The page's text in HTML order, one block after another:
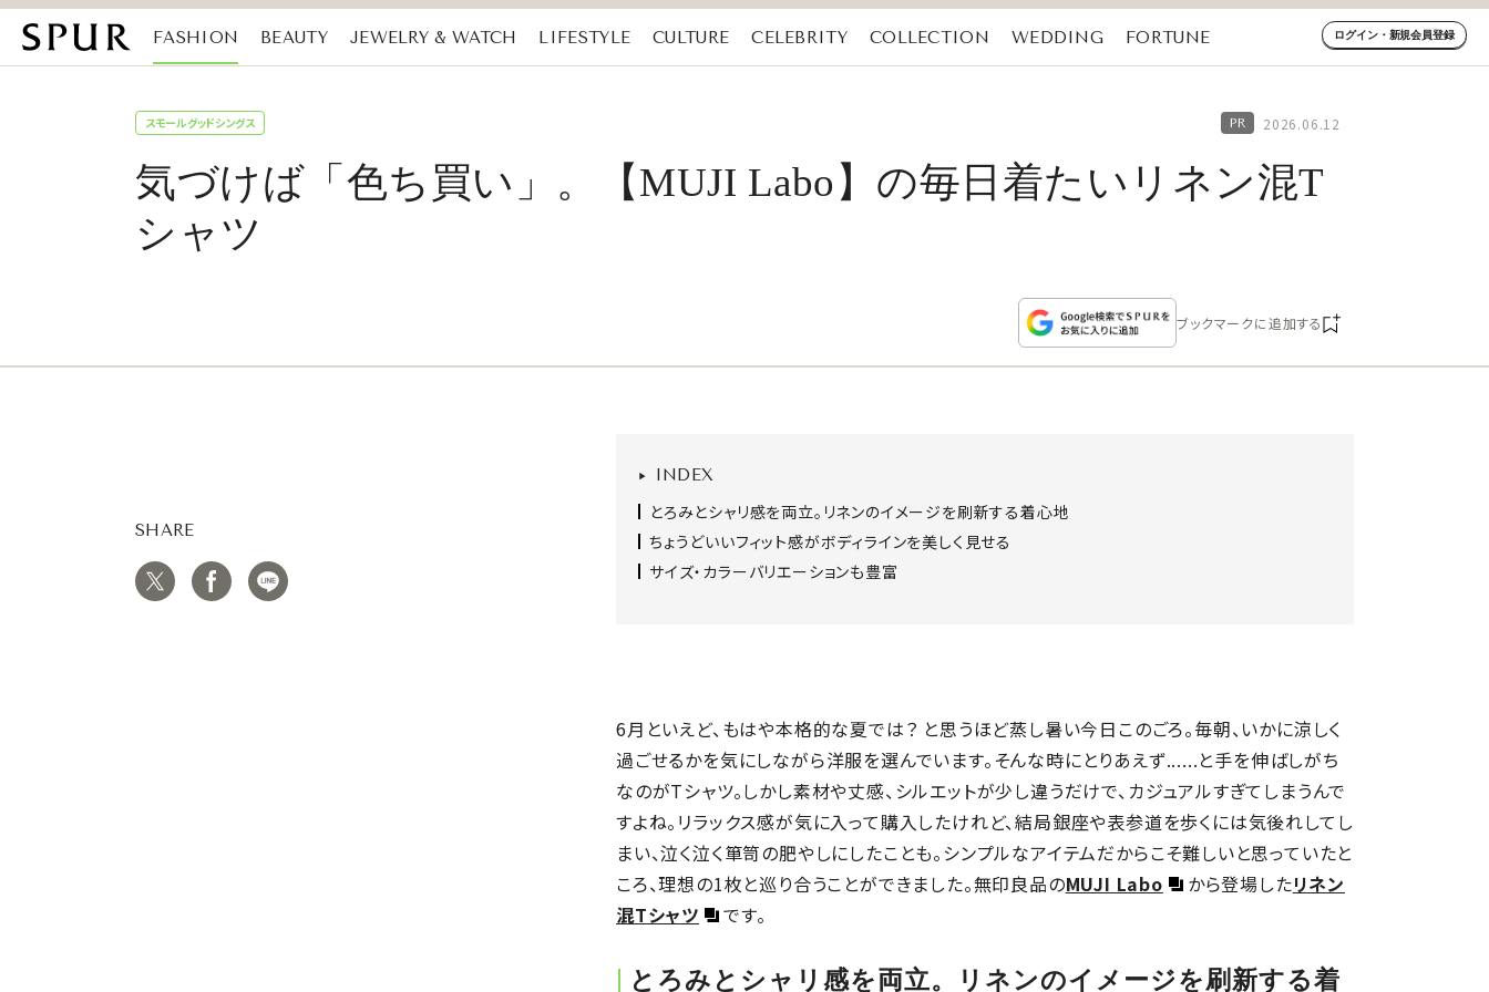
FASHION BEAUTY JEWELRY & WATCH LIFESTYLE CULTURE CELEBRITY COLLECTION WEDDING
FORTUNE
ログイン・新規会員登録
スモールグッドシングス 2026.06.12
気づけば「色ち買い」。【MUJI Labo】の毎日着たいリネン混T
シャツ
ブックマークに追加する
SHARE
INDEX
とろみとシャリ感を両立。リネンのイメージを刷新する着心地
ちょうどいいフィット感がボディラインを美しく見せる
サイズ・カラーバリエーションも豊富
6月といえど、もはや本格的な夏では？ と思うほど蒸し暑い今日このごろ。毎朝、いかに涼しく
過ごせるかを気にしながら洋服を選んでいます。そんな時にとりあえず......と手を伸ばしがち
なのがTシャツ。しかし素材や丈感、シルエットが少し違うだけで、カジュアルすぎてしまうんで
すよね。リラックス感が気に入って購入したけれど、結局銀座や表参道を歩くには気後れしてし
まい、泣く泣く箪笥の肥やしにしたことも。シンプルなアイテムだからこそ難しいと思っていたと
ころ、理想の1枚と巡り合うことができました。無印良品のMUJI Labo から登場したリネン
混Tシャツ
です。
とろみとシャリ感を両立。リネンのイメージを刷新する着